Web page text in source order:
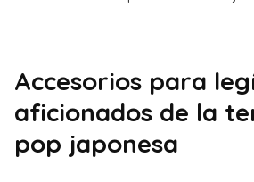
Accesorios para
aficionados de la
pop japonesa